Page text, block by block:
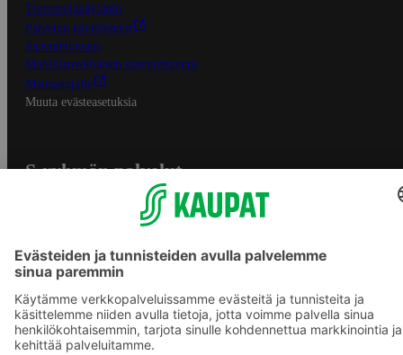
Tietosuojakäytäntö
Palvelun käyttöehdot
Saavutettavuus
Mobiilisovelluksen saavutettavuus
Mainostajalle
Muuta evästeasetuksia
S-ryhmän palvelut
Yhteishyvä Ruoka -sovellus
S-ostoslista -sovellus
Prisma.fi
Sokos.fi
S-Pankki